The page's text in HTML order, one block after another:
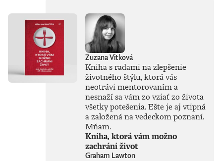
Zuzana Vitková
Kniha s radami na zlepšenie
životného štýlu, ktorá vás
neotrávi mentorovaním a
nesnaží sa vám zo vziať zo života
všetky potešenia. Ešte je aj vtipná
a založená na vedeckom poznaní.
Mňam.
Kniha, ktorá vám možno
zachráni život
Graham Lawton